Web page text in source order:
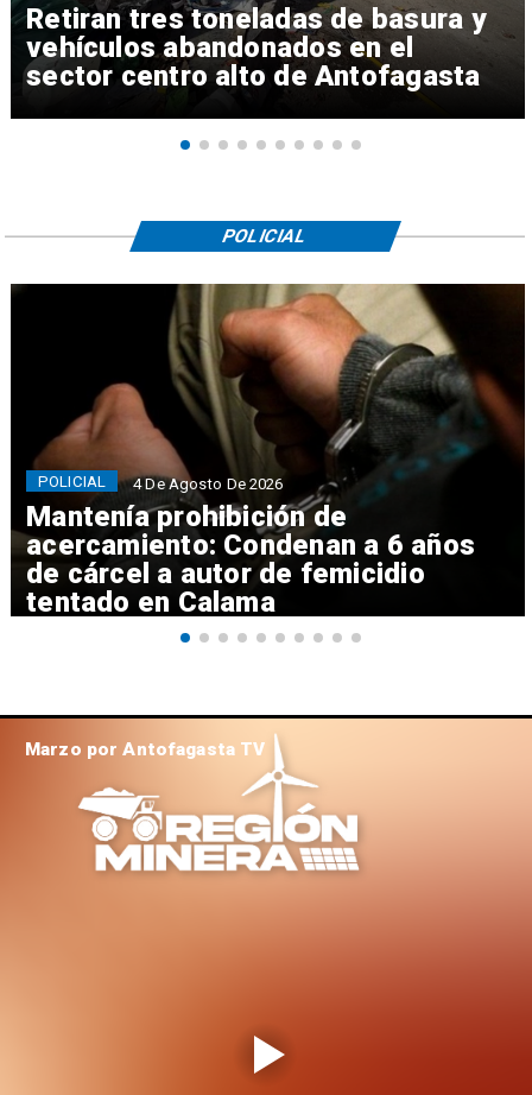
Retiran tres toneladas de basura y
vehículos abandonados en el
sector centro alto de Antofagasta
Mantenía prohibición de
acercamiento: Condenan a 6 años
de cárcel a autor de femicidio
tentado en Calama
POLICIAL 4 De Agosto De 2026
POLICIAL
Marzo por Antofagasta TV